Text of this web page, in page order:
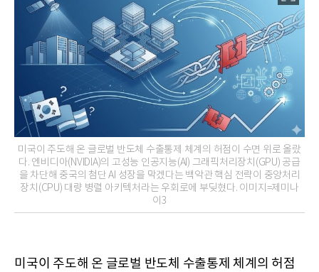
미국이 주도해 온 글로벌 반도체 수출통제 체계의 허점이 수면 위로 올랐
다. 엔비디아(NVIDIA)의 고성능 인공지능(AI) 그래픽처리장치(GPU) 공급
을 차단해 중국의 첨단 AI 성장을 막겠다는 백악관 핵심 전략이 중앙처리
장치(CPU) 대량 병렬 아키텍처라는 우회로에 부딪혔다. 이미지=제미나
이3
미국이 주도해 온 글로벌 반도체 수출통제 체계의 허점